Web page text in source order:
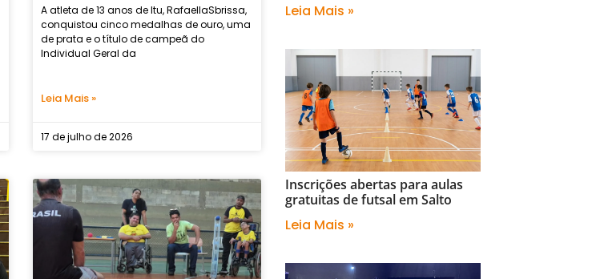
A atleta de 13 anos de Itu, RafaellaSbrissa,
conquistou cinco medalhas de ouro, uma
de prata e o título de campeã do
Individual Geral da
Leia Mais »
17 de julho de 2026
Leia Mais »
Inscrições abertas para aulas
gratuitas de futsal em Salto
Leia Mais »